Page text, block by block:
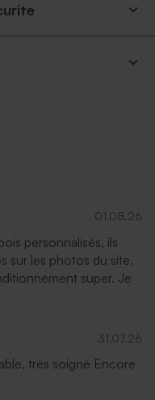
01.08.26
personnalisés, ils
sur les photos du site.
super. Je
31.07.26
très soigné Encore